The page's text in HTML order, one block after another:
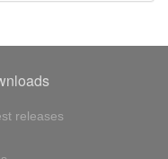
releases